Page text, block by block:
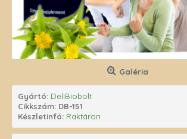
Galéria
Gyártó: DeliBiobolt
Cikkszám: DB-151
Készletinfó: Raktáron